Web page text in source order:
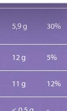
5,9 g 30%
12 g 5%
11 g 12%